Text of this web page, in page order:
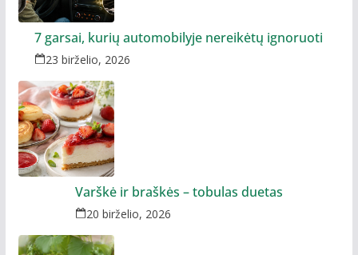
7 garsai, kurių automobilyje nereikėtų ignoruoti
23 birželio, 2026
Varškė ir braškės – tobulas duetas
20 birželio, 2026